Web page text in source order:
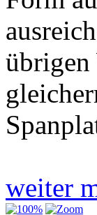
übrigen
weiter